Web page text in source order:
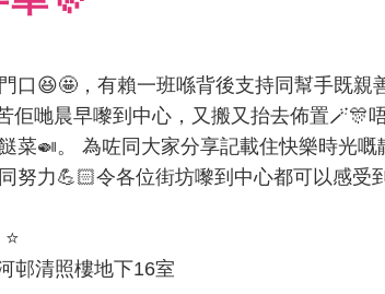
口😆🤩，有賴一班喺背後支持同幫手既
哋晨早嚟到中心，又搬又抬去佈置🪄🎊
菜🍛。 為咗同大家分享記載住快樂時光
努力💪🏻令各位街坊嚟到中心都可以感受
邨清照樓地下16室